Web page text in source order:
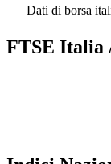
Dati di borsa
FTSE Italia